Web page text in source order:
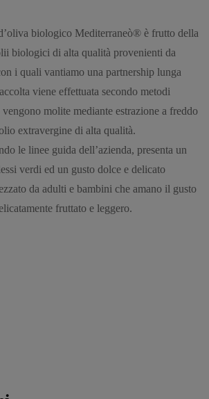
biologico Mediterraneò® è frutto della
biologici di alta qualità provenienti da
i quali vantiamo una partnership lunga
viene effettuata secondo metodi
molite mediante estrazione a freddo
extravergine di alta qualità.
le linee guida dell’azienda, presenta un
verdi ed un gusto dolce e delicato
da adulti e bambini che amano il gusto
fruttato e leggero.